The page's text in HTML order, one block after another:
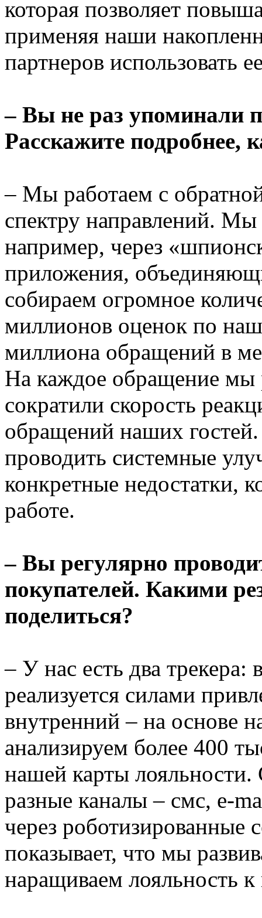
которая позволяет
применяя наши
партнеров использовать
– Вы не раз упоминали
Расскажите подробнее,
– Мы работаем с
спектру направлений.
например, через
приложения,
собираем огромное
миллионов оценок по
миллиона обращений в
На каждое обращение мы
сократили скорость
обращений наших гостей.
проводить системные
конкретные недостатки,
работе.
– Вы регулярно
покупателей. Какими
поделиться?
– У нас есть два
реализуется силами
внутренний – на основе
анализируем более 400
нашей карты
разные каналы – смс, e-
через роботизированные
показывает, что мы
наращиваем лояльность